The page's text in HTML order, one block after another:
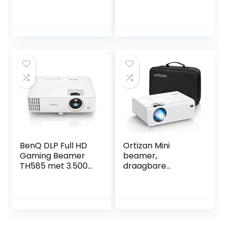
Vertaling
Luidspreker
Moslimgeschenk
PS4/laptop
BenQ DLP Full HD
Gaming Beamer
TH585 met 3.500
Ortizan Mini
beamer,
draagbare